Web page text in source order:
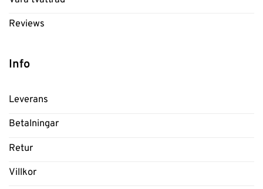
Reviews
Info
Leverans
Betalningar
Retur
Villkor